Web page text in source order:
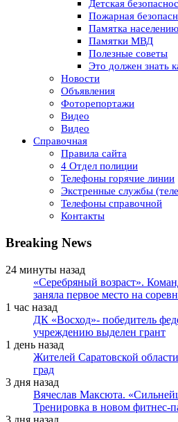
Детская
Пожарная
Памятка населению
Памятки МВД
Полезные советы
Это должен знать
Новости
Объявления
Фоторепортажи
Видео
Видео
Справочная
Правила сайта
4 Отдел полиции
Телефоны горячие линии
Экстренные службы
Телефоны справочной
Контакты
Breaking News
24 минуты назад
«Серебряный возраст».
заняла первое место на
1 час назад
ДК «Восход»- победитель
учреждению выделен грант
1 день назад
Жителей Саратовской
град
3 дня назад
Вячеслав Максюта.
Тренировка в новом фитнес-
3 дня назад